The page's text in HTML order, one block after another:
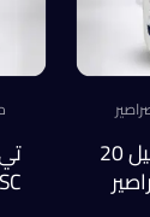
أشيليس ( فيبرونيل 20